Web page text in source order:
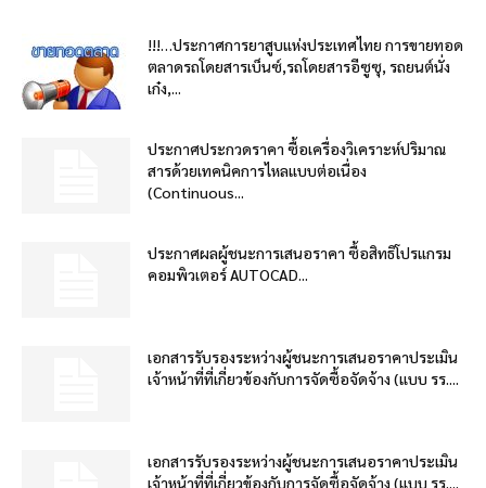
!!!…ประกาศการยาสูบแห่งประเทศไทย การขายทอด
ตลาดรถโดยสารเบ็นซ์,รถโดยสารอีซูซุ, รถยนต์นั่ง
เก๋ง,...
ประกาศประกวดราคา ซื้อเครื่องวิเคราะห์ปริมาณ
สารด้วยเทคนิคการไหลแบบต่อเนื่อง
(Continuous...
ประกาศผลผู้ชนะการเสนอราคา ซื้อสิทธิโปรแกรม
คอมพิวเตอร์ AUTOCAD...
เอกสารรับรองระหว่างผู้ชนะการเสนอราคาประเมิน
เจ้าหน้าที่ที่เกี่ยวข้องกับการจัดซื้อจัดจ้าง (แบบ รร....
เอกสารรับรองระหว่างผู้ชนะการเสนอราคาประเมิน
เจ้าหน้าที่ที่เกี่ยวข้องกับการจัดซื้อจัดจ้าง (แบบ รร....